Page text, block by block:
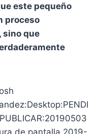
este pequeño
proceso
sino que